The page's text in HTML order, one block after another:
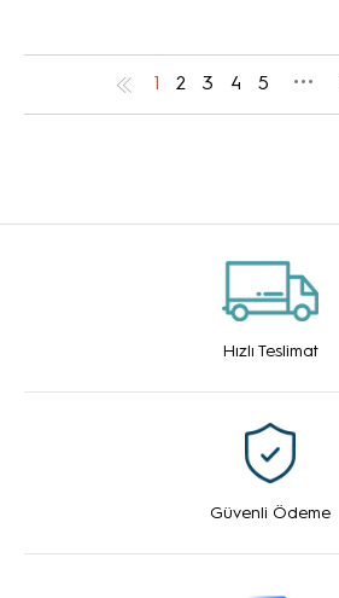
1 2 3 4 5 ...
Hızlı Teslimat
Güvenli Ödeme